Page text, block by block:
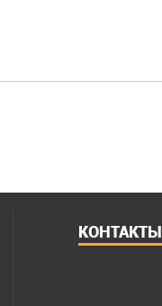
КОНТАКТЫ